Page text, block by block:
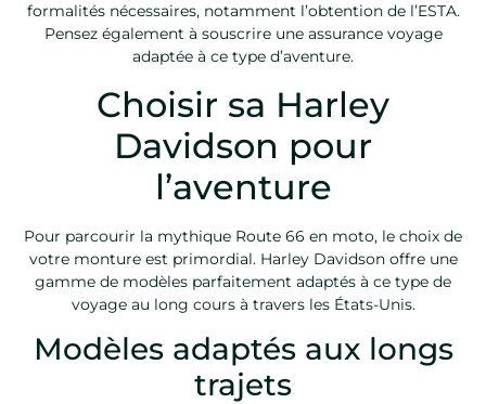
formalités nécessaires, notamment l’obtention de l’ESTA.
Pensez également à souscrire une assurance voyage
adaptée à ce type d’aventure.
Choisir sa Harley
Davidson pour
l’aventure
Pour parcourir la mythique Route 66 en moto, le choix de
votre monture est primordial. Harley Davidson offre une
gamme de modèles parfaitement adaptés à ce type de
voyage au long cours à travers les États-Unis.
Modèles adaptés aux longs
trajets